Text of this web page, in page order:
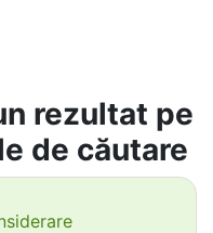
rezultat pe
de căutare